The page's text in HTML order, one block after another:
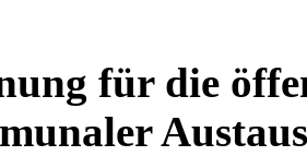
für die